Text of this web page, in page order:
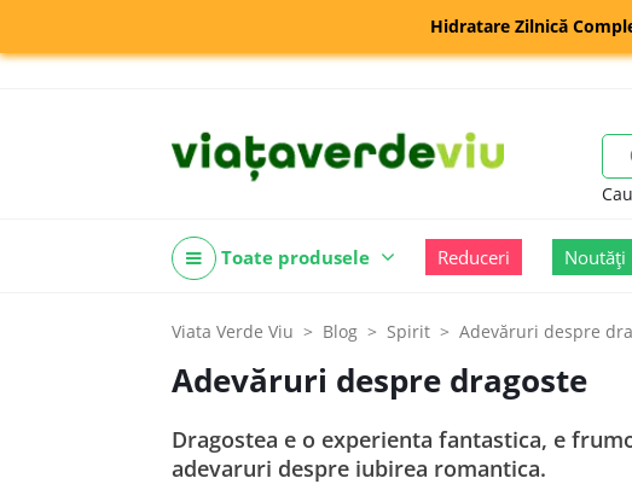
Hidratare Zilnică
Toate produsele Reduceri Noutăți
Viata Verde Viu Blog Spirit Adevăruri despre
Adevăruri despre dragoste
Dragostea e o experienta fantastica, e
adevaruri despre iubirea romantica.